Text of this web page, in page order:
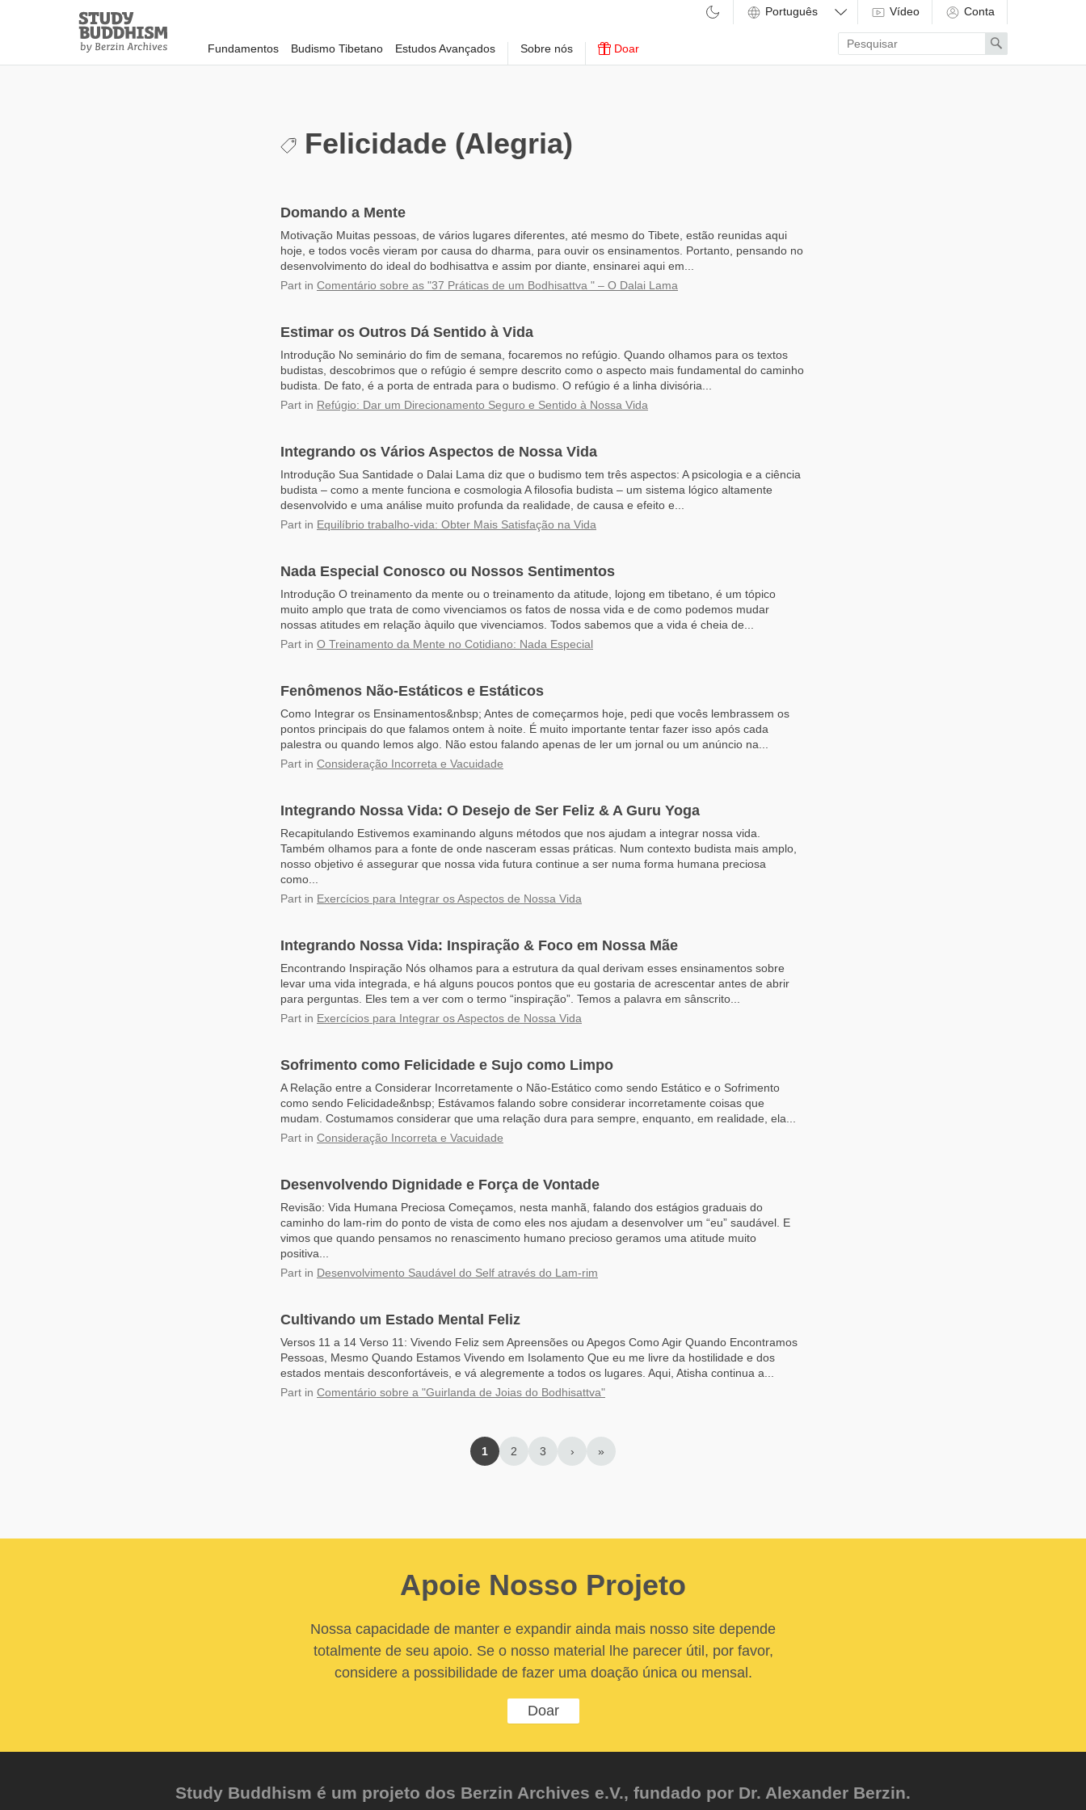
Study
Buddhism
Home
Fundamentos Budismo Tibetano Estudos Avançados Sobre nós Doar
Vídeo Conta
Enter
search
term
Search
Felicidade (Alegria)
Domando a Mente
Motivação Muitas pessoas, de vários lugares diferentes, até mesmo do Tibete, estão reunidas aqui
hoje, e todos vocês vieram por causa do dharma, para ouvir os ensinamentos. Portanto, pensando no
desenvolvimento do ideal do bodhisattva e assim por diante, ensinarei aqui em...
Part in Comentário sobre as "37 Práticas de um Bodhisattva " – O Dalai Lama
Estimar os Outros Dá Sentido à Vida
Introdução No seminário do fim de semana, focaremos no refúgio. Quando olhamos para os textos
budistas, descobrimos que o refúgio é sempre descrito como o aspecto mais fundamental do caminho
budista. De fato, é a porta de entrada para o budismo. O refúgio é a linha divisória...
Part in Refúgio: Dar um Direcionamento Seguro e Sentido à Nossa Vida
Integrando os Vários Aspectos de Nossa Vida
Introdução Sua Santidade o Dalai Lama diz que o budismo tem três aspectos: A psicologia e a ciência
budista – como a mente funciona e cosmologia A filosofia budista – um sistema lógico altamente
desenvolvido e uma análise muito profunda da realidade, de causa e efeito e...
Part in Equilíbrio trabalho-vida: Obter Mais Satisfação na Vida
Nada Especial Conosco ou Nossos Sentimentos
Introdução O treinamento da mente ou o treinamento da atitude, lojong em tibetano, é um tópico
muito amplo que trata de como vivenciamos os fatos de nossa vida e de como podemos mudar
nossas atitudes em relação àquilo que vivenciamos. Todos sabemos que a vida é cheia de...
Part in O Treinamento da Mente no Cotidiano: Nada Especial
Fenômenos Não-Estáticos e Estáticos
Como Integrar os Ensinamentos&nbsp; Antes de começarmos hoje, pedi que vocês lembrassem os
pontos principais do que falamos ontem à noite. É muito importante tentar fazer isso após cada
palestra ou quando lemos algo. Não estou falando apenas de ler um jornal ou um anúncio na...
Part in Consideração Incorreta e Vacuidade
Integrando Nossa Vida: O Desejo de Ser Feliz & A Guru Yoga
Recapitulando Estivemos examinando alguns métodos que nos ajudam a integrar nossa vida.
Também olhamos para a fonte de onde nasceram essas práticas. Num contexto budista mais amplo,
nosso objetivo é assegurar que nossa vida futura continue a ser numa forma humana preciosa
como...
Part in Exercícios para Integrar os Aspectos de Nossa Vida
Integrando Nossa Vida: Inspiração & Foco em Nossa Mãe
Encontrando Inspiração Nós olhamos para a estrutura da qual derivam esses ensinamentos sobre
levar uma vida integrada, e há alguns poucos pontos que eu gostaria de acrescentar antes de abrir
para perguntas. Eles tem a ver com o termo “inspiração”. Temos a palavra em sânscrito...
Part in Exercícios para Integrar os Aspectos de Nossa Vida
Sofrimento como Felicidade e Sujo como Limpo
A Relação entre a Considerar Incorretamente o Não-Estático como sendo Estático e o Sofrimento
como sendo Felicidade&nbsp; Estávamos falando sobre considerar incorretamente coisas que
mudam. Costumamos considerar que uma relação dura para sempre, enquanto, em realidade, ela...
Part in Consideração Incorreta e Vacuidade
Desenvolvendo Dignidade e Força de Vontade
Revisão: Vida Humana Preciosa Começamos, nesta manhã, falando dos estágios graduais do
caminho do lam-rim do ponto de vista de como eles nos ajudam a desenvolver um “eu” saudável. E
vimos que quando pensamos no renascimento humano precioso geramos uma atitude muito
positiva...
Part in Desenvolvimento Saudável do Self através do Lam-rim
Cultivando um Estado Mental Feliz
Versos 11 a 14 Verso 11: Vivendo Feliz sem Apreensões ou Apegos Como Agir Quando Encontramos
Pessoas, Mesmo Quando Estamos Vivendo em Isolamento Que eu me livre da hostilidade e dos
estados mentais desconfortáveis, e vá alegremente a todos os lugares. Aqui, Atisha continua a...
Part in Comentário sobre a "Guirlanda de Joias do Bodhisattva"
1 2 3 › »
Apoie Nosso Projeto
Nossa capacidade de manter e expandir ainda mais nosso site depende
totalmente de seu apoio. Se o nosso material lhe parecer útil, por favor,
considere a possibilidade de fazer uma doação única ou mensal.
Doar
Study Buddhism é um projeto dos Berzin Archives e.V., fundado por Dr. Alexander Berzin.